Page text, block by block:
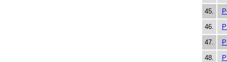
45.
46.
47.
48.